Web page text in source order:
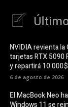
NVIDIA revienta
tarjetas RTX 5090
y repartirá
6 de agosto de 2026
El MacBook Neo